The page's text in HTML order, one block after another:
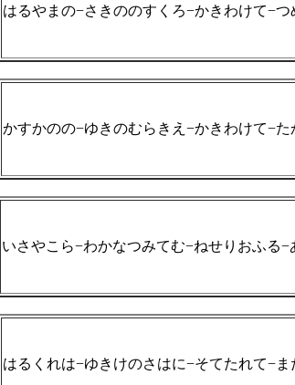
はるやまの−さきののすくろ−かきわけて−
かすかのの−ゆきのむらきえ−かきわけて−
いさやこら−わかなつみてむ−ねせりおふる
はるくれは−ゆきけのさはに−そてたれて−